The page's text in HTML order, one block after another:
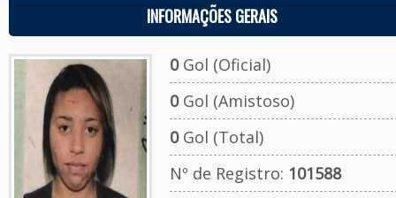
INFORMAÇÕES GERAIS
0Gol (Oficial)
0Gol (Amistoso)
0Gol (Total)
Nº de Registro: 101588